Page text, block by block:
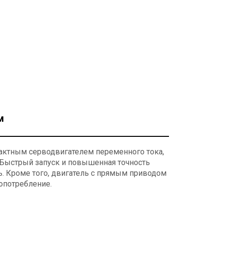
серводвигателем переменного тока,
запуск и повышенная точность
Кроме того, двигатель с прямым приводом